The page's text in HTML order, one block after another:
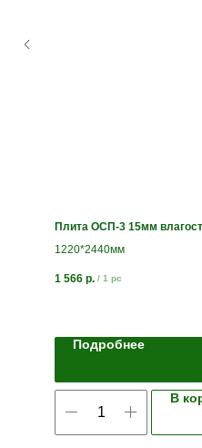
Плита ОСП-3 15мм
1220*2440мм
1 566 р. / 1 pc
Подробнее
В